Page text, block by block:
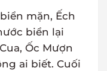
mặn, Ếch
biển lại
Ốc Mượn
ai biết. Cuối